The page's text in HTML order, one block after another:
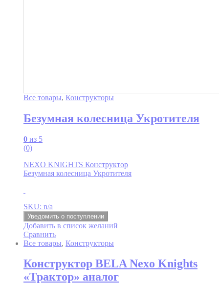
Все товары, Конструкторы
Безумная колесница Укротителя
0 из 5
(0)
NEXO KNIGHTS Конструктор
Безумная колесница Укротителя
SKU: n/a
Уведомить о поступлении
Добавить в список желаний
Сравнить
Все товары, Конструкторы
Конструктор BELA Nexo Knights
«Трактор» аналог